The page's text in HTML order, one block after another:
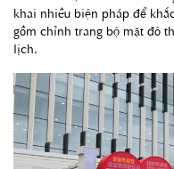
khai nhiều biện pháp để
gồm chỉnh trang bộ mặt đô
lịch.